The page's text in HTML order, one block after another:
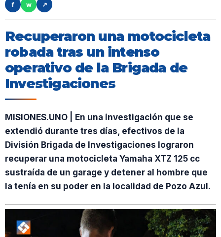
f
w ↗
Recuperaron una motocicleta
robada tras un intenso
operativo de la Brigada de
Investigaciones
MISIONES.UNO | En una investigación que se
extendió durante tres días, efectivos de la
División Brigada de Investigaciones lograron
recuperar una motocicleta Yamaha XTZ 125 cc
sustraída de un garage y detener al hombre que
la tenía en su poder en la localidad de Pozo Azul.